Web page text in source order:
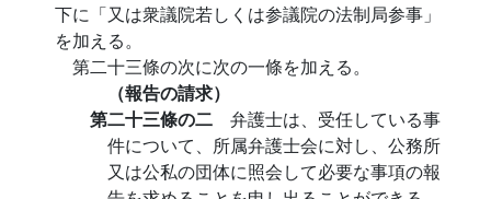
下に「又は衆議院若しくは参議院の法制局参事」
を加える。
第二十三條の次に次の一條を加える。
（報告の請求）
第二十三條の二 弁護士は、受任している事
件について、所属弁護士会に対し、公務所
又は公私の団体に照会して必要な事項の報